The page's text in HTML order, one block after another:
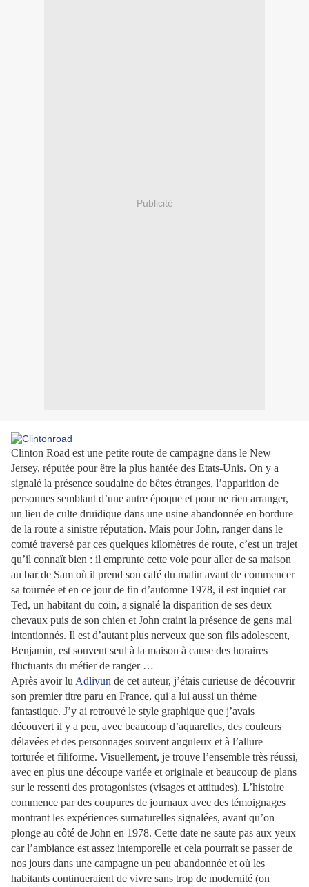
Publicité
Clinton Road est une petite route de campagne dans le New
Jersey, réputée pour être la plus hantée des Etats-Unis. On y a
signalé la présence soudaine de bêtes étranges, l’apparition de
personnes semblant d’une autre époque et pour ne rien arranger,
un lieu de culte druidique dans une usine abandonnée en bordure
de la route a sinistre réputation. Mais pour John, ranger dans le
comté traversé par ces quelques kilomètres de route, c’est un trajet
qu’il connaît bien : il emprunte cette voie pour aller de sa maison
au bar de Sam où il prend son café du matin avant de commencer
sa tournée et en ce jour de fin d’automne 1978, il est inquiet car
Ted, un habitant du coin, a signalé la disparition de ses deux
chevaux puis de son chien et John craint la présence de gens mal
intentionnés. Il est d’autant plus nerveux que son fils adolescent,
Benjamin, est souvent seul à la maison à cause des horaires
fluctuants du métier de ranger …
Après avoir lu Adlivun de cet auteur, j’étais curieuse de découvrir
son premier titre paru en France, qui a lui aussi un thème
fantastique. J’y ai retrouvé le style graphique que j’avais
découvert il y a peu, avec beaucoup d’aquarelles, des couleurs
délavées et des personnages souvent anguleux et à l’allure
torturée et filiforme. Visuellement, je trouve l’ensemble très réussi,
avec en plus une découpe variée et originale et beaucoup de plans
sur le ressenti des protagonistes (visages et attitudes). L’histoire
commence par des coupures de journaux avec des témoignages
montrant les expériences surnaturelles signalées, avant qu’on
plonge au côté de John en 1978. Cette date ne saute pas aux yeux
car l’ambiance est assez intemporelle et cela pourrait se passer de
nos jours dans une campagne un peu abandonnée et où les
habitants continueraient de vivre sans trop de modernité (on